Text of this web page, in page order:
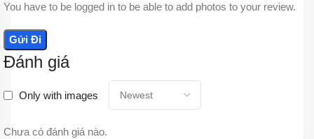
Đánh giá
Only with images
Chưa có đánh giá nào.
You have to be logged in to be able to add photos to your review.